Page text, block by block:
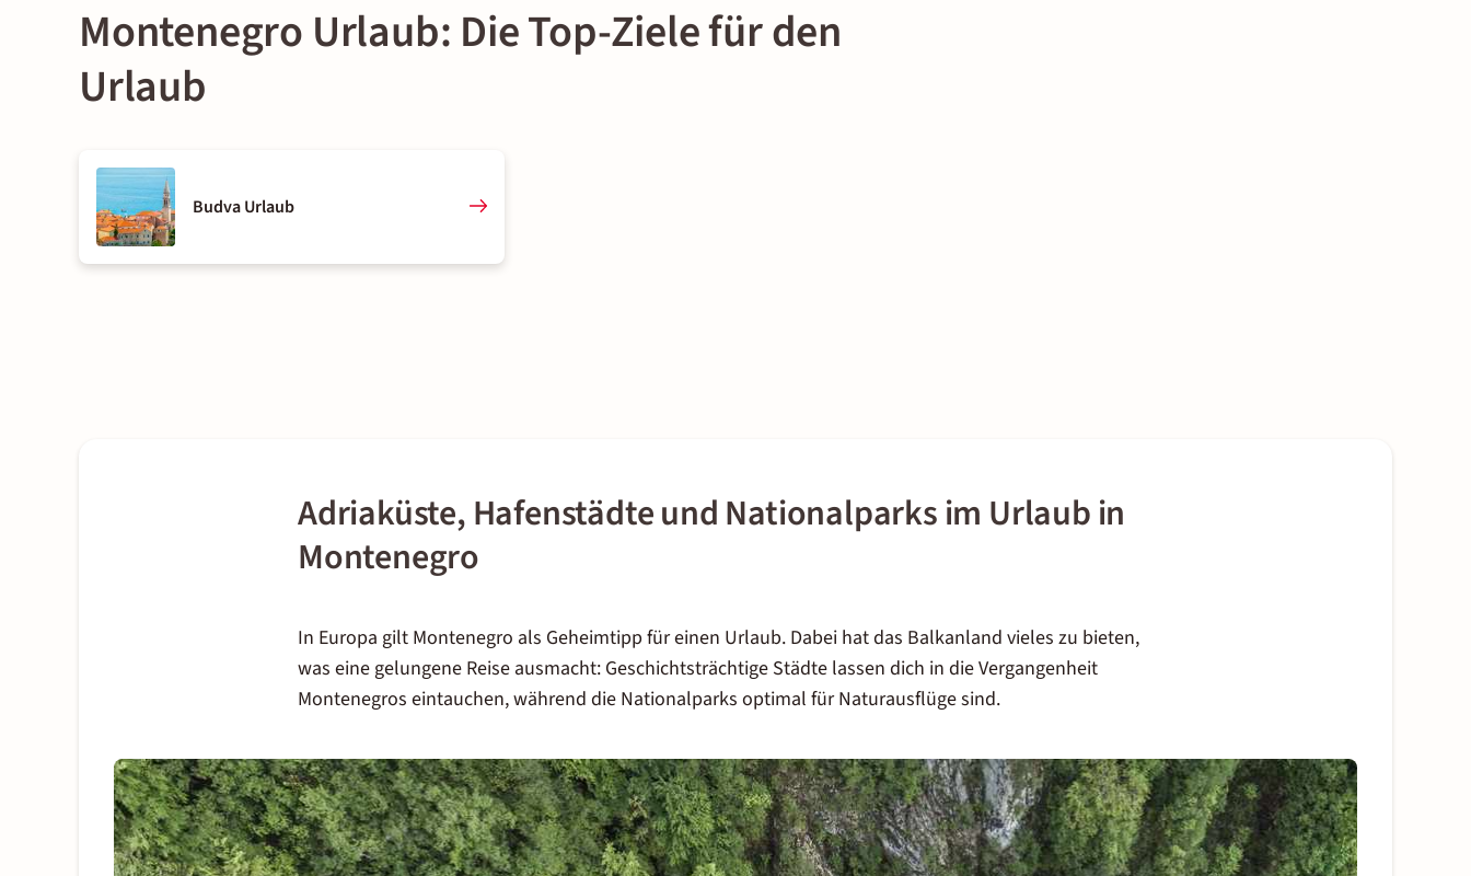
Montenegro Urlaub: Die Top-Ziele für den
Urlaub
Budva Urlaub
Adriaküste, Hafenstädte und Nationalparks im Urlaub in
Montenegro
In Europa gilt Montenegro als Geheimtipp für einen Urlaub. Dabei hat das Balkanland vieles zu bieten,
was eine gelungene Reise ausmacht: Geschichtsträchtige Städte lassen dich in die Vergangenheit
Montenegros eintauchen, während die Nationalparks optimal für Naturausflüge sind.